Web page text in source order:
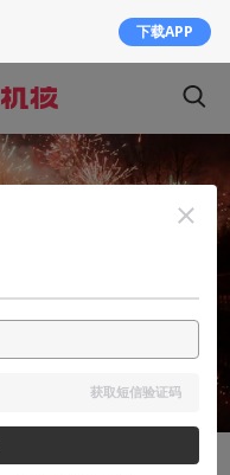
下载APP
获取短信验证码